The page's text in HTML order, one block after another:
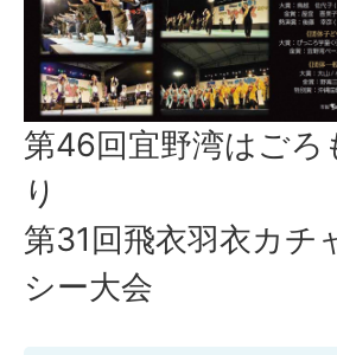
第46回宜野湾はごろ
り
第31回飛衣羽衣カチ
シー大会